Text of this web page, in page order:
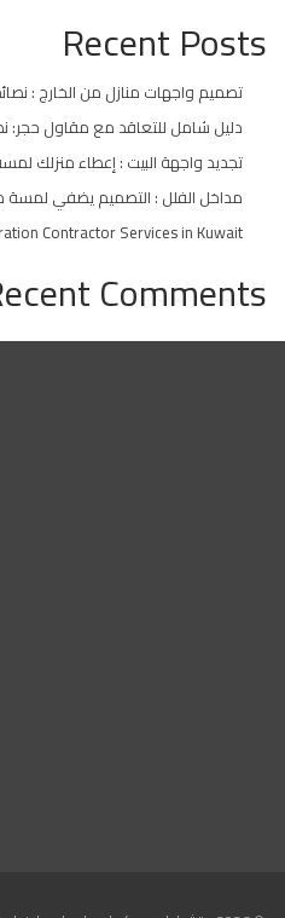
Recent Posts
تصميم واجهات منازل من الخارج :
دليل شامل للتعاقد مع مقاول حجر:
تجديد واجهة البيت : إعطاء منزلك
مداخل الفلل : التصميم يضفي لمسة
Contractor Services in Kuwait
Comments